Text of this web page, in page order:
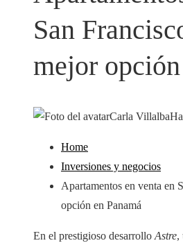
San
mejor
Carla Villalba
Home
Inversiones y negocios
Apartamentos en venta en
opción en Panamá
En el prestigioso desarrollo Astre,